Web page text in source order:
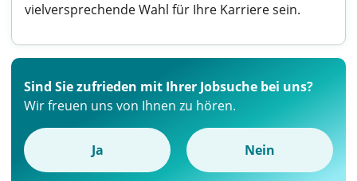
vielversprechende Wahl für Ihre Karriere sein.
Sind Sie zufrieden mit Ihrer Jobsuche bei uns?
Wir freuen uns von Ihnen zu hören.
Ja Nein